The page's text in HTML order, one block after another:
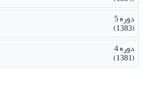
دوره 5
(1383)
دوره 4
(1381)